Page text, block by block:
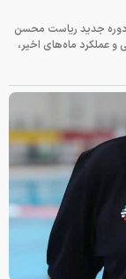
جدید ریاست محسن
عملکرد ماه‌های اخیر،